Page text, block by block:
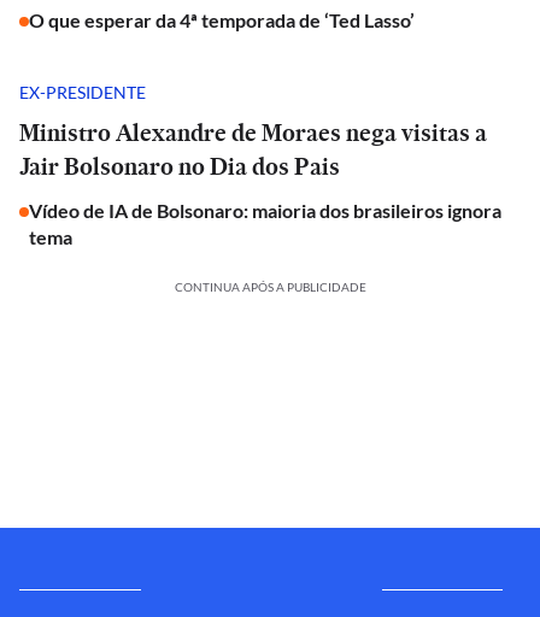
O que esperar da 4ª temporada de ‘Ted Lasso’
EX-PRESIDENTE
Ministro Alexandre de Moraes nega visitas a
Jair Bolsonaro no Dia dos Pais
Vídeo de IA de Bolsonaro: maioria dos brasileiros ignora
tema
CONTINUA APÓS A PUBLICIDADE